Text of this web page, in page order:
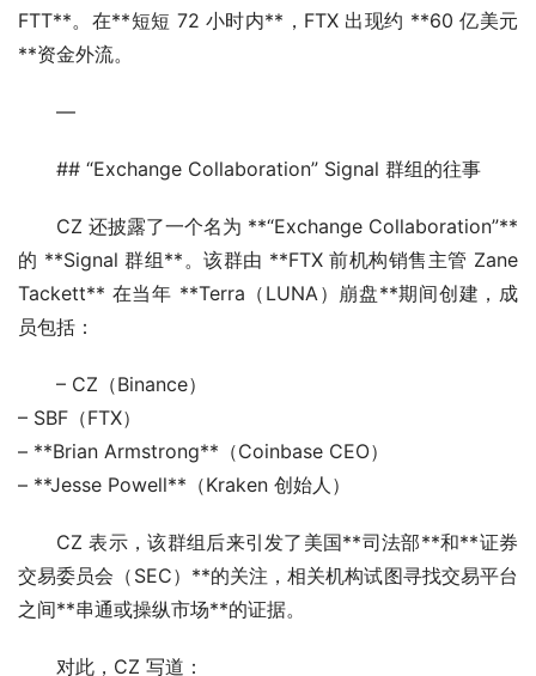
FTT**。在**短短 72 小时内**，FTX 出现约 **60 亿美元
**资金外流。
—
## “Exchange Collaboration” Signal 群组的往事
CZ 还披露了一个名为 **“Exchange Collaboration”**
的 **Signal 群组**。该群由 **FTX 前机构销售主管 Zane
Tackett** 在当年 **Terra（LUNA）崩盘**期间创建，成
员包括：
– CZ（Binance）
– SBF（FTX）
– **Brian Armstrong**（Coinbase CEO）
– **Jesse Powell**（Kraken 创始人）
CZ 表示，该群组后来引发了美国**司法部**和**证券
交易委员会（SEC）**的关注，相关机构试图寻找交易平台
之间**串通或操纵市场**的证据。
对此，CZ 写道：